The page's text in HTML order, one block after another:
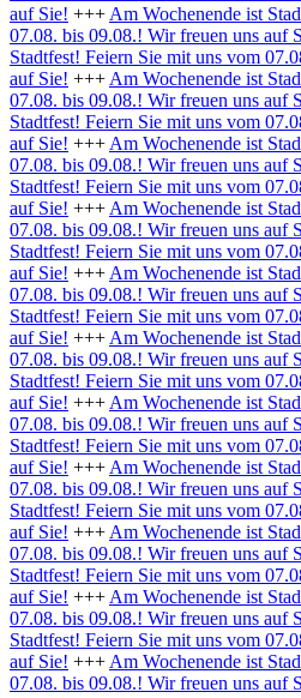
auf Sie! +++ Am Wochenende ist
07.08. bis 09.08.! Wir freuen uns auf
Stadtfest! Feiern Sie mit uns vom
auf Sie! +++ Am Wochenende ist
07.08. bis 09.08.! Wir freuen uns auf
Stadtfest! Feiern Sie mit uns vom
auf Sie! +++ Am Wochenende ist
07.08. bis 09.08.! Wir freuen uns auf
Stadtfest! Feiern Sie mit uns vom
auf Sie! +++ Am Wochenende ist
07.08. bis 09.08.! Wir freuen uns auf
Stadtfest! Feiern Sie mit uns vom
auf Sie! +++ Am Wochenende ist
07.08. bis 09.08.! Wir freuen uns auf
Stadtfest! Feiern Sie mit uns vom
auf Sie! +++ Am Wochenende ist
07.08. bis 09.08.! Wir freuen uns auf
Stadtfest! Feiern Sie mit uns vom
auf Sie! +++ Am Wochenende ist
07.08. bis 09.08.! Wir freuen uns auf
Stadtfest! Feiern Sie mit uns vom
auf Sie! +++ Am Wochenende ist
07.08. bis 09.08.! Wir freuen uns auf
Stadtfest! Feiern Sie mit uns vom
auf Sie! +++ Am Wochenende ist
07.08. bis 09.08.! Wir freuen uns auf
Stadtfest! Feiern Sie mit uns vom
auf Sie! +++ Am Wochenende ist
07.08. bis 09.08.! Wir freuen uns auf
Stadtfest! Feiern Sie mit uns vom
auf Sie! +++ Am Wochenende ist
07.08. bis 09.08.! Wir freuen uns auf